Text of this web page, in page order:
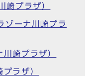
プラザ）
ーナ川崎プラ
崎プラザ）
ラザ）